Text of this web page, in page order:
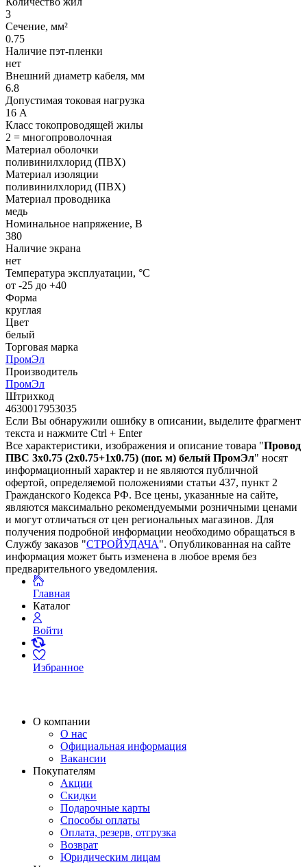
3
Сечение, мм²
0.75
Наличие пэт-пленки
нет
Внешний диаметр кабеля, мм
6.8
Допустимая токовая нагрузка
16 А
Класс токопроводящей жилы
2 = многопроволочная
Материал оболочки
поливинилхлорид (ПВХ)
Материал изоляции
поливинилхлорид (ПВХ)
Материал проводника
медь
Номинальное напряжение, В
380
Наличие экрана
нет
Температура эксплуатации, °C
от -25 до +40
Форма
круглая
Цвет
белый
Торговая марка
ПромЭл
Производитель
ПромЭл
Штрихкод
4630017953035
Если Вы обнаружили ошибку в описании, выделите фрагмент
текста и нажмите Ctrl + Enter
Все характеристики, изображения и описание товара "Провод
ПВС 3х0.75 (2x0.75+1x0.75) (пог. м) белый ПромЭл" носят
информационный характер и не являются публичной
офертой, определяемой положениями статьи 437, пункт 2
Гражданского Кодекса РФ. Все цены, указанные на сайте,
являются максимально рекомендуемыми розничными ценами
и могут отличаться от цен региональных магазинов. Для
получения подробной информации необходимо обращаться в
Службу заказов "СТРОЙУДАЧА". Опубликованная на сайте
информация может быть изменена в любое время без
предварительного уведомления.
Главная
Каталог
Войти
Избранное
О компании
О нас
Официальная информация
Вакансии
Покупателям
Акции
Скидки
Подарочные карты
Способы оплаты
Оплата, резерв, отгрузка
Возврат
Юридическим лицам